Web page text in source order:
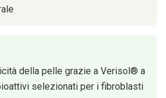
della pelle grazie a Verisol® a
selezionati per i fibroblasti